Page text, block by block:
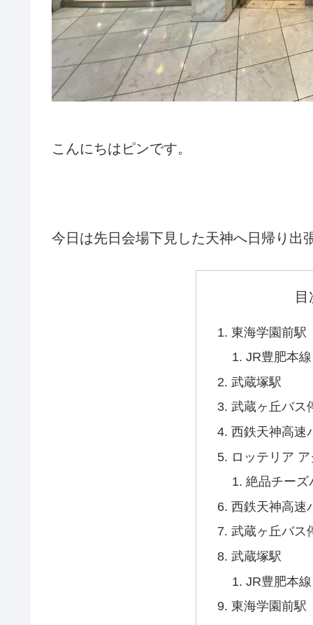
こんにちはピンです。
今日は先日会場下見した天神へ日帰り出
目
東海学園前駅
JR豊肥本
武蔵塚駅
武蔵ヶ丘バス
西鉄天神高速
ロッテリア
絶品チーズ
西鉄天神高速
武蔵ヶ丘バス
武蔵塚駅
JR豊肥本
東海学園前駅